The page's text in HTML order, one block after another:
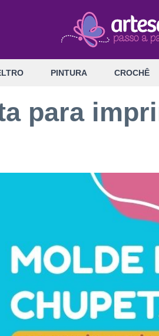
PINTURA CROCHÊ
para